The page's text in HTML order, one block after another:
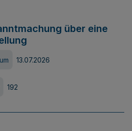
über eine
13.07.2026
192